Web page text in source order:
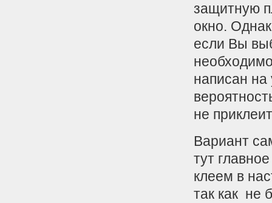
защитную
окно.
если Вы
написан на
не
Вариант
тут
клеем в
так как не